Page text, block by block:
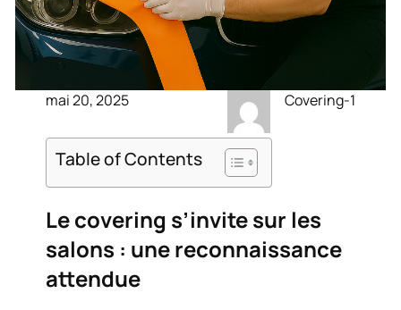
mai 20, 2025 Covering-1
Table of Contents
Le covering s’invite sur les
salons : une reconnaissance
attendue